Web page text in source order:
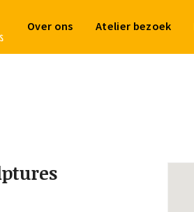
Over ons Atelier bezoek